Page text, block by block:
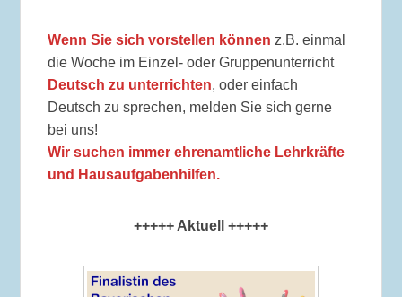
Wenn Sie sich vorstellen können z.B. einmal
die Woche im Einzel- oder Gruppenunterricht
Deutsch zu unterrichten, oder einfach
Deutsch zu sprechen, melden Sie sich gerne
bei uns!
Wir suchen immer ehrenamtliche Lehrkräfte
und Hausaufgabenhilfen.
+++++ Aktuell +++++